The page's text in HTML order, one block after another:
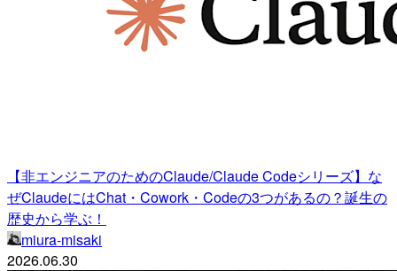
【非エンジニアのためのClaude/Claude Codeシリーズ】な
ぜClaudeにはChat・Cowork・Codeの3つがあるの？誕生の
歴史から学ぶ！
miura-misaki
2026.06.30